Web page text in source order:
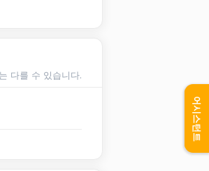
다를 수 있습니다.
어시스턴트